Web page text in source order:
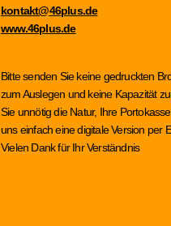
kontakt@46plus.de
www.46plus.de
Bitte senden Sie keine gedruckten
zum Auslegen und keine Kapazität
Sie unnötig die Natur, Ihre
uns einfach eine digitale Version per
Vielen Dank für Ihr Verständnis